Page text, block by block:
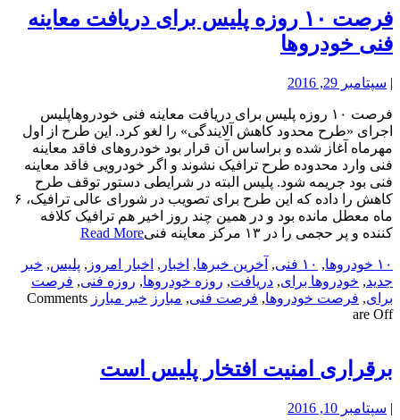
فرصت ۱۰ روزه پلیس برای دریافت معاینه
فنی خودروها
| سپتامبر 29, 2016
فرصت ۱۰ روزه پلیس برای دریافت معاینه فنی خودروهاپلیس
اجرای «طرح محدود کاهش آلایندگی» را لغو کرد. این طرح از اول
مهرماه آغاز شده و براساس آن قرار بود خودروهای فاقد معاینه
فنی وارد محدوده طرح ترافیک نشوند و اگر خودرویی فاقد معاینه
فنی بود جریمه شود. پلیس البته در شرایطی دستور توقف طرح
کاهش را داده که این طرح برای تصویب در شورای عالی ترافیک، ۶
ماه معطل مانده بود و در همین چند روز اخیر هم ترافیک کلافه
کننده و پر حجمی را در ۱۳ مرکز معاینه فنی
Read More
۱۰ خودروها , ۱۰ فنی , آخرین خبرها, اخبار , اخبار امروز , پلیس, خبر
جدید, خودروها برای, دریافت, روزه خودروها, روزه فنی, فرصت
برای, فرصت خودروها, فرصت فنی, مبارز خبر مبارز Comments
are Off
برقراری امنیت افتخار پلیس است
| سپتامبر 10, 2016